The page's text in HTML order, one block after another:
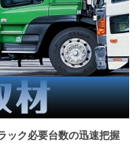
ック必要台数の迅速把握